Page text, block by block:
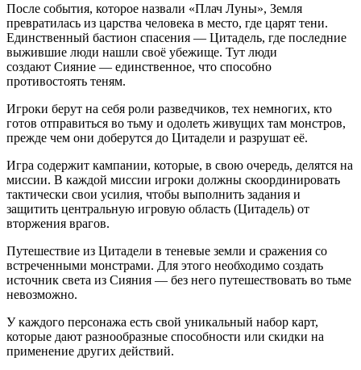
из
4
После события, которое назвали «Плач Луны», Земля
превратилась из царства человека в место, где царят тени.
Единственный бастион спасения — Цитадель, где последние
выжившие люди нашли своё убежище. Тут люди
создают Сияние — единственное, что способно
противостоять теням.
Игроки берут на себя роли разведчиков, тех немногих, кто
готов отправиться во тьму и одолеть живущих там монстров,
прежде чем они доберутся до Цитадели и разрушат её.
Игра содержит кампании, которые, в свою очередь, делятся на
миссии. В каждой миссии игроки должны скоординировать
тактически свои усилия, чтобы выполнить задания и
защитить центральную игровую область (Цитадель) от
вторжения врагов.
Путешествие из Цитадели в теневые земли и сражения со
встреченными монстрами. Для этого необходимо создать
источник света из Сияния — без него путешествовать во тьме
невозможно.
У каждого персонажа есть свой уникальный набор карт,
которые дают разнообразные способности или скидки на
применение других действий.